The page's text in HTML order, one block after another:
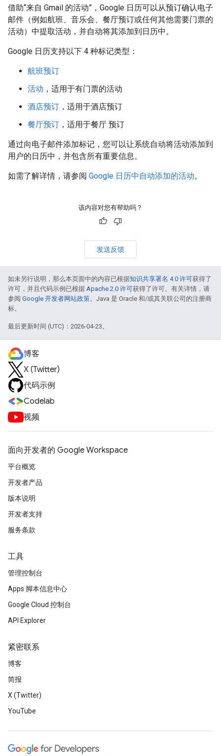
借助“来自 Gmail 的活动”，Google 日历可以从预订确认电子
邮件（例如航班、音乐会、餐厅预订或任何其他需要门票的
活动）中提取活动，并自动将其添加到日历中。
Google 日历支持以下 4 种标记类型：
航班预订
活动 ，适用于有门票的活动
酒店预订 ，适用于酒店预订
餐厅预订 ，适用于餐厅 预订
通过向电子邮件添加标记，您可以让系统自动将活动添加到
用户的日历中，并包含所有重要信息。
如需了解详情，请参阅 Google 日历中自动添加的活动。
该内容对您有帮助吗？
发送反馈
如未另行说明，那么本页面中的内容已根据知识共享署名 4.0 许可获得了
许可，并且代码示例已根据 Apache 2.0 许可获得了许可。有关详情，请
参阅 Google 开发者网站政策。Java 是 Oracle 和/或其关联公司的注册商
标。
最后更新时间 (UTC)：2026-04-23。
博客
X (Twitter)
代码示例
Codelab
视频
面向开发者的 Google Workspace
平台概览
开发者产品
版本说明
开发者支持
服务条款
工具
管理控制台
Apps 脚本信息中心
Google Cloud 控制台
API Explorer
紧密联系
博客
简报
X (Twitter)
YouTube